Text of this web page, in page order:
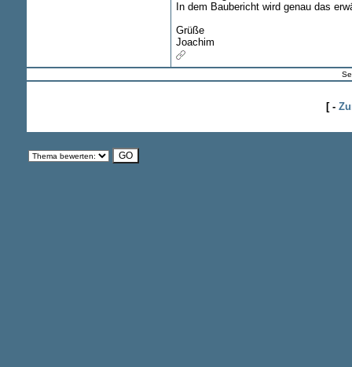
In dem Baubericht wird genau das
Grüße
Joachim
[ -